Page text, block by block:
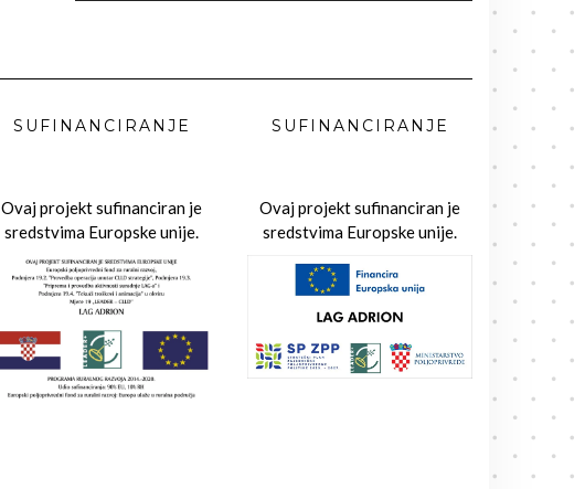
SUFINANCIRANJE
Ovaj projekt sufinanciran je
sredstvima Europske unije.
SUFINANCIRANJE
Ovaj projekt sufinanciran je
sredstvima Europske unije.